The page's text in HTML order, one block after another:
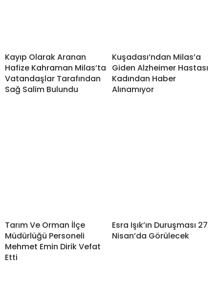
Kayıp Olarak Aranan
Hafize Kahraman Milas’ta
Vatandaşlar Tarafından
Sağ Salim Bulundu
Kuşadası’ndan Milas’a
Giden Alzheimer Hastası
Kadından Haber
Alınamıyor
Tarım Ve Orman İlçe
Müdürlüğü Personeli
Mehmet Emin Dirik Vefat
Etti
Esra Işık’ın Duruşması 27
Nisan’da Görülecek